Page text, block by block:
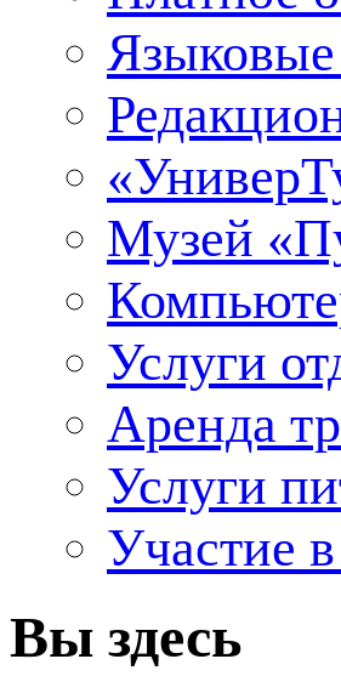
Музей
Услуги
Аренда
Услуги
Участие
Вы здесь